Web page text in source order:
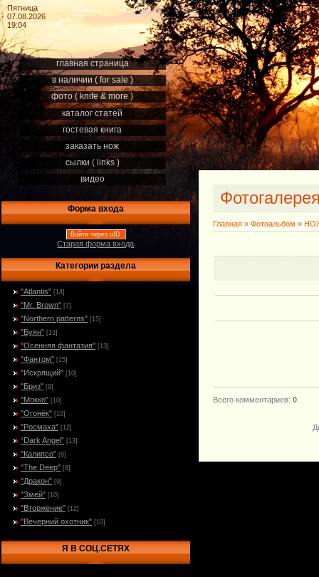
Пятница
07.08.2026
19:04
главная страница
в наличии ( for sale )
фото ( knife & more )
каталог статей
гостевая книга
заказать нож
сылки ( links )
видео
Форма входа
Войти через uID
Старая форма входа
Категории раздела
"Atlantis" [14]
"Mr. Brown" [7]
"Northern patterns" [15]
"Буян" [13]
"Осенняя фантазия" [13]
"Фантом" [15]
"Искрящий" [10]
"Бриз" [9]
"Мокко" [10]
"Огонёк" [10]
"Росмаха" [12]
“Dark Angel” [13]
"Калипсо" [8]
"The Deep" [8]
"Дракон" [9]
"Змей" [10]
"Вторжение" [12]
"Вечерний охотник" [10]
Я В СОЦ.СЕТЯХ
Главная » Фотоальбом »
Всего комментариев: 0